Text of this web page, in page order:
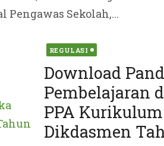
Pengawas Sekolah,...
Posted
on
REGULASI
Download
Pembelajaran
PPA
Dikdasmen